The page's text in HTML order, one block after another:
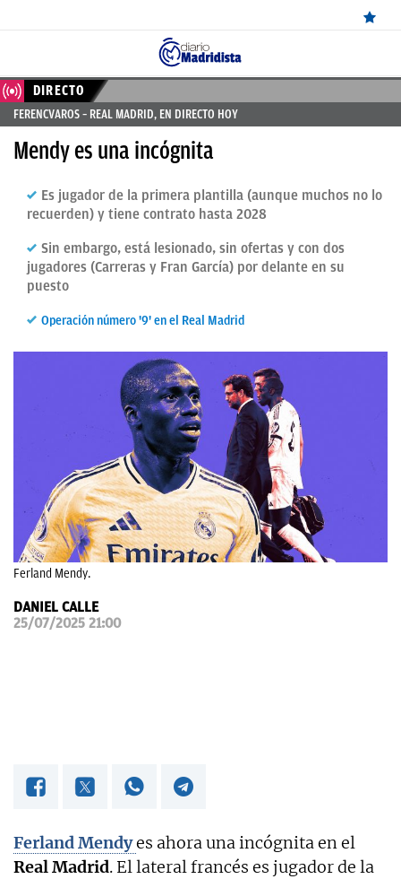
ÚLTIMAS
NOTICIAS
REAL
MADRID
BALONCESTO
CANTERA
FICHAJES
DIRECTO
DIRECTO
FERENCVAROS – REAL MADRID, EN DIRECTO HOY
Mendy es una incógnita
Es jugador de la primera plantilla (aunque muchos no lo
recuerden) y tiene contrato hasta 2028
Sin embargo, está lesionado, sin ofertas y con dos
jugadores (Carreras y Fran García) por delante en su
puesto
Operación número '9' en el Real Madrid
Ferland Mendy.
DANIEL CALLE
25/07/2025 21:00
Ferland Mendyes ahora una incógnita en el
Real Madrid. El lateral francés es jugador de la